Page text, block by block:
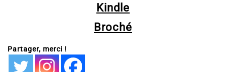
Kindle
Broché
Partager, merci !